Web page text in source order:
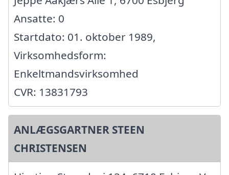
Ansatte: 0
Startdato: 01. oktober 1989,
Virksomhedsform:
Enkeltmandsvirksomhed
CVR: 13831793
ANLÆGSGARTNER STEEN
CHRISTENSEN